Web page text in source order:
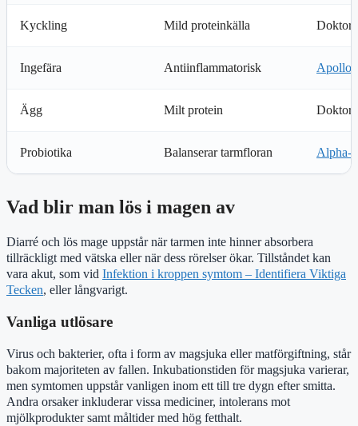
Kyckling Mild proteinkälla
Ingefära Antiinflammatorisk Apollo
Ägg Milt protein
Probiotika Balanserar tarmfloran Alpha-
Vad blir man lös i magen av
Diarré och lös mage uppstår när tarmen inte hinner absorbera
tillräckligt med vätska eller när dess rörelser ökar. Tillståndet kan
vara akut, som vid Infektion i kroppen symtom – Identifiera Viktiga
Tecken, eller långvarigt.
Vanliga utlösare
Virus och bakterier, ofta i form av magsjuka eller matförgiftning, står
bakom majoriteten av fallen. Inkubationstiden för magsjuka varierar,
men symtomen uppstår vanligen inom ett till tre dygn efter smitta.
Andra orsaker inkluderar vissa mediciner, intolerans mot
mjölkprodukter samt måltider med hög fetthalt.